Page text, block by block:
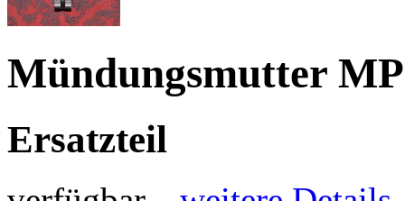
Mündungsmutter
Ersatzteil